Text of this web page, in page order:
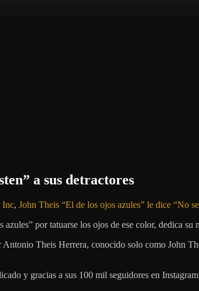
a sus detractores
Inc, John Theis “El de los ojos azules” le dice “No
por tatuarse los ojos de ese color, dedica
Theis Herrera, conocido solo como John
y gracias a sus 100 mil seguidores en